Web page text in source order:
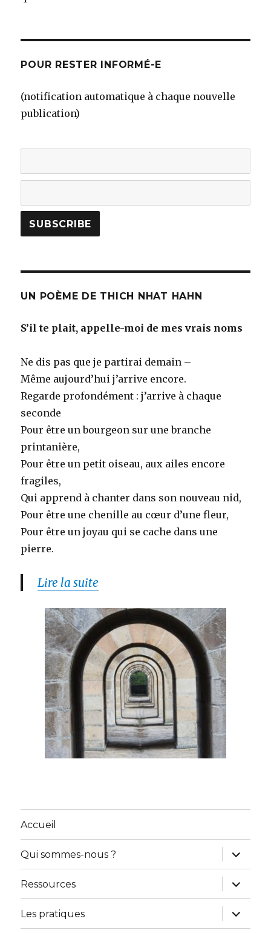
POUR RESTER INFORMÉ-E
(notification automatique à chaque nouvelle
publication)
UN POÈME DE THICH NHAT HAHN
S’il te plait, appelle-moi de mes vrais noms
Ne dis pas que je partirai demain –
Même aujourd’hui j’arrive encore.
Regarde profondément : j’arrive à chaque
seconde
Pour être un bourgeon sur une branche
printanière,
Pour être un petit oiseau, aux ailes encore
fragiles,
Qui apprend à chanter dans son nouveau nid,
Pour être une chenille au cœur d’une fleur,
Pour être un joyau qui se cache dans une
pierre.
Lire la suite
Accueil
Qui sommes-nous ?
ouvrir
le
sous-
menu
Ressources
ouvrir
le
sous-
menu
Les pratiques
ouvrir
le
sous-